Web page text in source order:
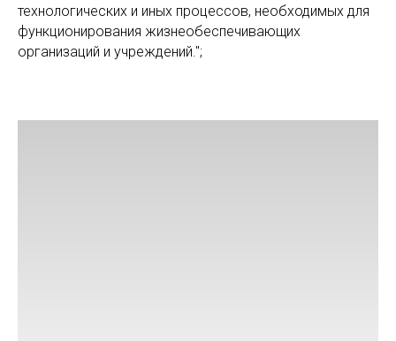
технологических и иных процессов, необходимых для
функционирования жизнеобеспечивающих
организаций и учреждений.";